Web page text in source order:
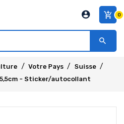
add_shopping_cart 0
account_circle
search
Votre Pays
Suisse
- Sticker/autocollant